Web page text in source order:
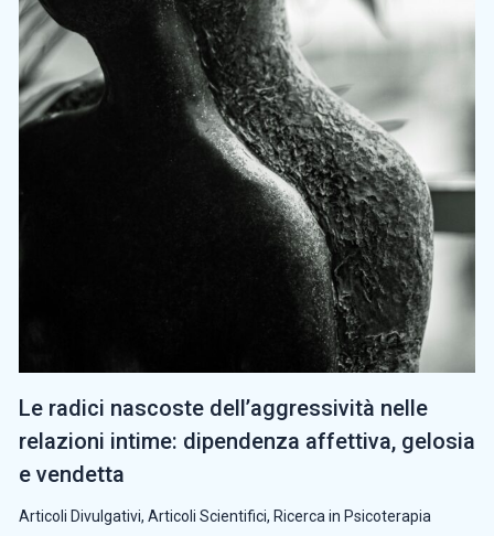
Le radici nascoste dell’aggressività nelle
relazioni intime: dipendenza affettiva, gelosia
e vendetta
Articoli Divulgativi, Articoli Scientifici, Ricerca in Psicoterapia